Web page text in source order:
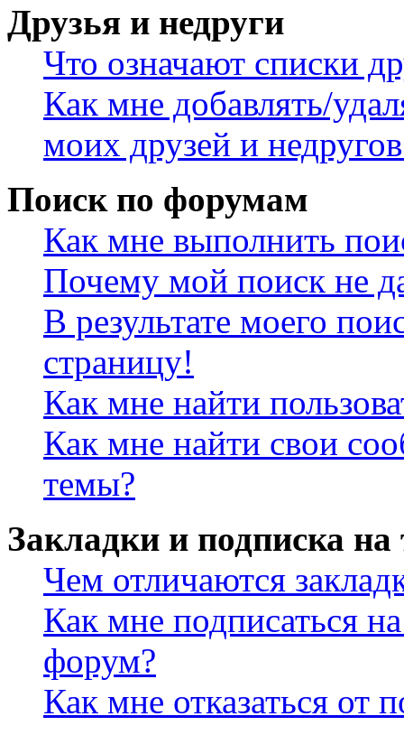
Друзья и недруги
Что означают списки
Как мне добавлять/
моих друзей и
Поиск по форумам
Как мне выполнить
Почему мой поиск не
В результате моего
страницу!
Как мне найти
Как мне найти свои
темы?
Закладки и подписка
Чем отличаются
Как мне подписаться
форум?
Как мне отказаться от